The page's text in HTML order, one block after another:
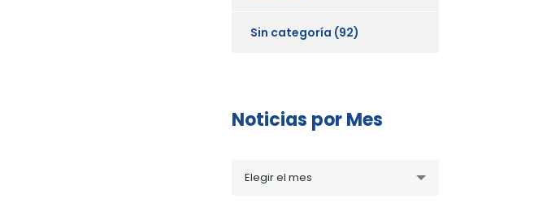
Sin categoría (92)
Noticias por Mes
porElegir el mes